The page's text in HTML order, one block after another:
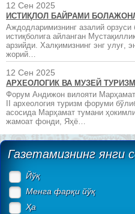
12 Сен 2025
ИСТИҚЛОЛ БАЙРАМИ
Аждодларимизнинг азалий орзуси
истиқболига айланган
арзийди. Халқимизнинг энг улуғ,
жорий…
12 Сен 2025
АРХЕОЛОГИК ВА МУЗЕЙ
Форум Андижон вилояти
II археология туризм форуми
асосида Марҳамат тумани
жамоат фонди, Яҳё…
Газетамизнинг янги
Йўқ
Менга фарқи йўқ
Ҳа